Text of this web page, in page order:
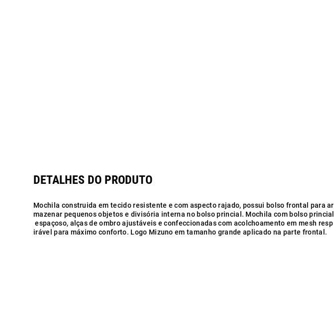
Mochila construida em tecido resistente e com aspecto rajado, possui bolso frontal para ar
mazenar pequenos objetos e divisória interna no bolso princial. Mochila com bolso princial
espaçoso, alças de ombro ajustáveis e confeccionadas com acolchoamento em mesh resp
irável para máximo conforto. Logo Mizuno em tamanho grande aplicado na parte frontal.